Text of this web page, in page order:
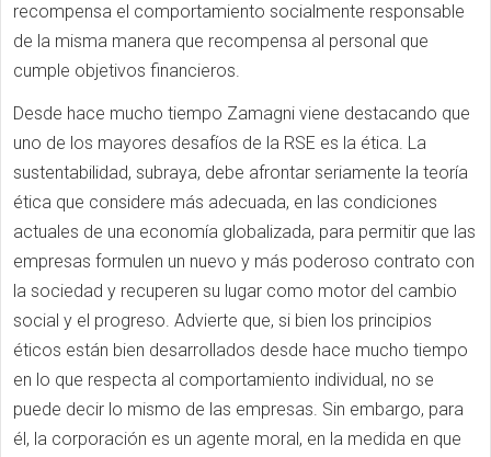
recompensa el comportamiento socialmente responsable
de la misma manera que recompensa al personal que
cumple objetivos financieros.
Desde hace mucho tiempo Zamagni viene destacando que
uno de los mayores desafíos de la RSE es la ética. La
sustentabilidad, subraya, debe afrontar seriamente la teoría
ética que considere más adecuada, en las condiciones
actuales de una economía globalizada, para permitir que las
empresas formulen un nuevo y más poderoso contrato con
la sociedad y recuperen su lugar como motor del cambio
social y el progreso. Advierte que, si bien los principios
éticos están bien desarrollados desde hace mucho tiempo
en lo que respecta al comportamiento individual, no se
puede decir lo mismo de las empresas. Sin embargo, para
él, la corporación es un agente moral, en la medida en que